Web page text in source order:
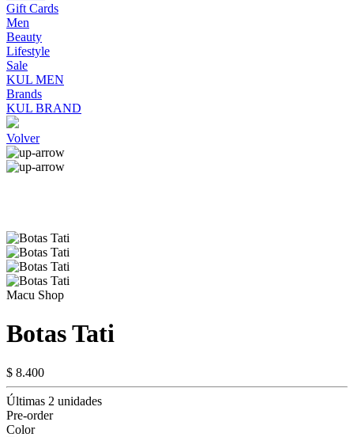
Gift Cards
Men
Beauty
Lifestyle
Sale
KUL MEN
Brands
KUL BRAND
Volver
Macu Shop
Botas Tati
$ 8.400
Últimas 2 unidades
Pre-order
Color